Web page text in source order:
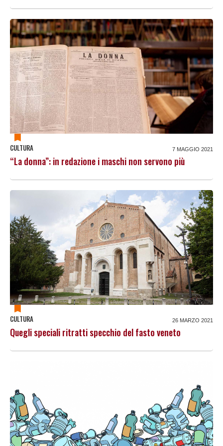
CULTURA 7 MAGGIO 2021
“La donna”: in redazione i maschi non servono più
CULTURA 26 MARZO 2021
Quegli speciali ritratti specchio del fasto veneto